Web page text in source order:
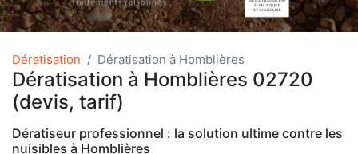
Dératisation Dératisation à Homblières
Dératisation à Homblières 02720
(devis, tarif)
Dératiseur professionnel : la solution ultime contre les
nuisibles à Homblières